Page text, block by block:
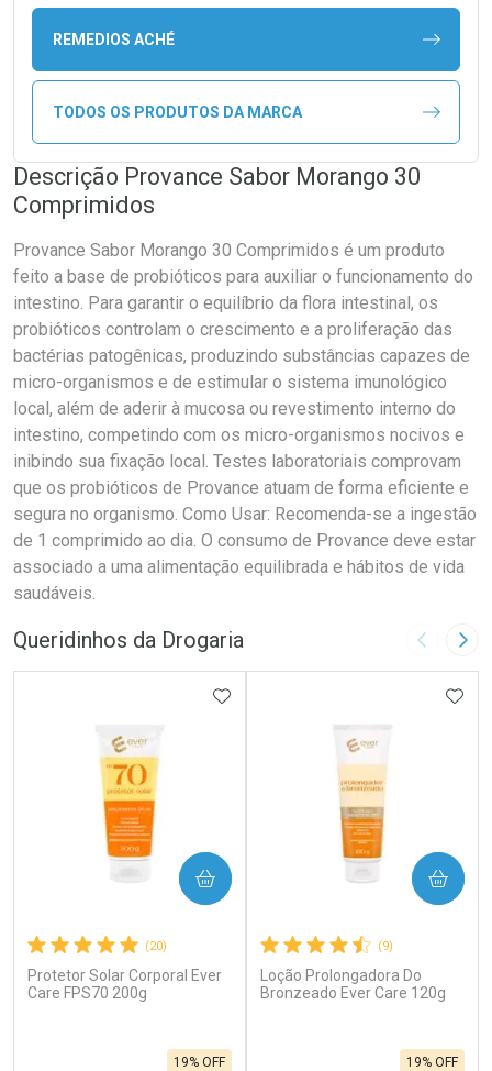
REMEDIOS ACHÉ
TODOS OS PRODUTOS DA MARCA
Descrição Provance Sabor Morango 30
Comprimidos
Provance Sabor Morango 30 Comprimidos é um produto
feito a base de probióticos para auxiliar o funcionamento do
intestino. Para garantir o equilíbrio da flora intestinal, os
probióticos controlam o crescimento e a proliferação das
bactérias patogênicas, produzindo substâncias capazes de
micro-organismos e de estimular o sistema imunológico
local, além de aderir à mucosa ou revestimento interno do
intestino, competindo com os micro-organismos nocivos e
inibindo sua fixação local. Testes laboratoriais comprovam
que os probióticos de Provance atuam de forma eficiente e
segura no organismo. Como Usar: Recomenda-se a ingestão
de 1 comprimido ao dia. O consumo de Provance deve estar
associado a uma alimentação equilibrada e hábitos de vida
saudáveis.
Queridinhos da Drogaria Imagem
(20)
Protetor Solar Corporal Ever
Care FPS70 200g
19% OFF
ADICIONAR AOS FAVORITOS
COMPRAR
(9)
Loção Prolongadora Do
Bronzeado Ever Care 120g
19% OFF
COMPRAR